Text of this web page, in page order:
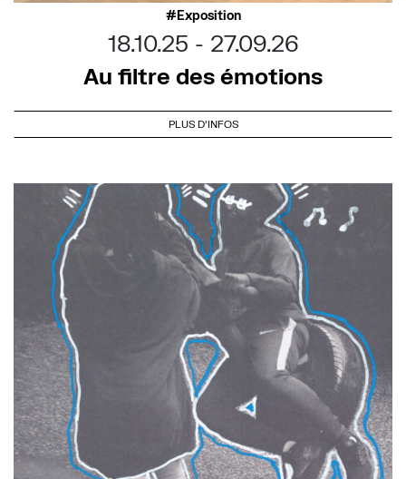
Exposition
18.10.25
27.09.26
Au filtre des émotions
PLUS D'INFOS